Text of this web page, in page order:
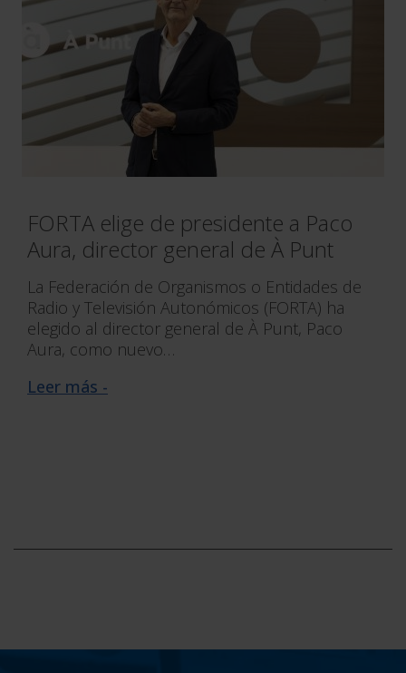
FORTA elige de presidente a Paco
Aura, director general de À Punt
La Federación de Organismos o Entidades de
Radio y Televisión Autonómicos (FORTA) ha
elegido al director general de À Punt, Paco
Aura, como nuevo…
Leer más -